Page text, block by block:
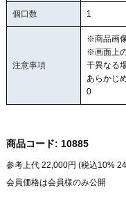
個口数 1
注意事項
※商品画
※画面上
干異なる
あらかじ
0
商品コード: 10885
参考上代 22,000円 (税込10%
会員価格は会員様のみ公開